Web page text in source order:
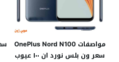
مواصفات OnePlus Nord N100
سعر ون بلس نورد ان ١٠٠ عيوب